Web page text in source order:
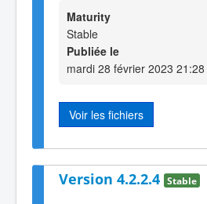
Maturity
Stable
Publiée le
mardi 28 février 2023 21:28
Voir les fichiers
Version 4.2.2.4 Stable